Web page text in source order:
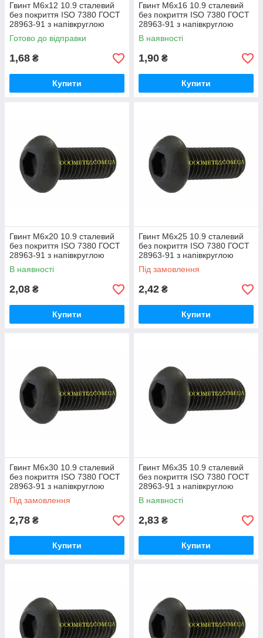
Гвинт М6х12 10.9 сталевий
без покриття ISO 7380 ГОСТ
28963-91 з напівкруглою
головкою, внутрішнім
шестигранником
Готово до відправки
1,68 ₴
Купити
Гвинт М6х16 10.9 сталевий
без покриття ISO 7380 ГОСТ
28963-91 з напівкруглою
головкою, внутрішнім
шестигранником
В наявності
1,90 ₴
Купити
Гвинт М6х20 10.9 сталевий
без покриття ISO 7380 ГОСТ
28963-91 з напівкруглою
головкою, внутрішнім
шестигранником
В наявності
2,08 ₴
Купити
Гвинт М6х25 10.9 сталевий
без покриття ISO 7380 ГОСТ
28963-91 з напівкруглою
головкою, внутрішнім
шестигранником
Під замовлення
2,42 ₴
Купити
Гвинт М6х30 10.9 сталевий
без покриття ISO 7380 ГОСТ
28963-91 з напівкруглою
головкою, внутрішнім
шестигранником
Під замовлення
2,78 ₴
Купити
Гвинт М6х35 10.9 сталевий
без покриття ISO 7380 ГОСТ
28963-91 з напівкруглою
головкою, внутрішнім
шестигранником
В наявності
2,83 ₴
Купити